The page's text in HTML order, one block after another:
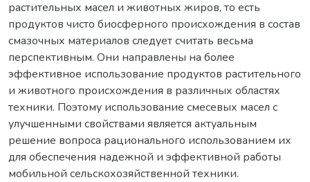
растительных масел и животных жиров, то есть
продуктов чисто биосферного происхождения в состав
смазочных материалов следует считать весьма
перспективным. Они направлены на более
эффективное использование продуктов растительного
и животного происхождения в различных областях
техники. Поэтому использование смесевых масел с
улучшенными свойствами является актуальным
решение вопроса рационального использованием их
для обеспечения надежной и эффективной работы
мобильной сельскохозяйственной техники.